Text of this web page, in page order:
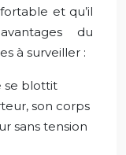
et qu’il
du
à surveiller :
se blottit
son corps
sans tension